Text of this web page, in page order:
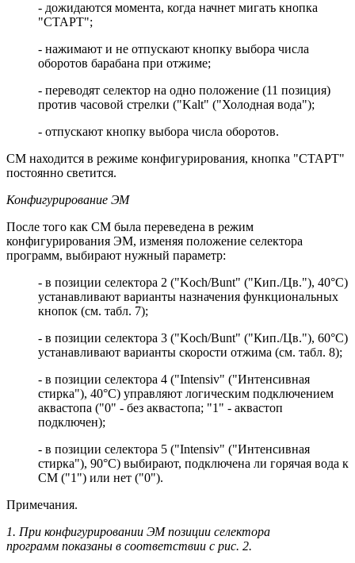
- дожидаются момента, когда начнет мигать кнопка
"СТАРТ";
- нажимают и не отпускают кнопку выбора числа
оборотов барабана при отжиме;
- переводят селектор на одно положение (11 позиция)
против часовой стрелки ("Kalt" ("Холодная вода");
- отпускают кнопку выбора числа оборотов.
СМ находится в режиме конфигурирования, кнопка "СТАРТ"
постоянно светится.
Конфигурирование ЭМ
После того как СМ была переведена в режим
конфигурирования ЭМ, изменяя положение селектора
программ, выбирают нужный параметр:
- в позиции селектора 2 ("Koch/Bunt" ("Кип./Цв."), 40°С)
устанавливают варианты назначения функциональных
кнопок (см. табл. 7);
- в позиции селектора 3 ("Koch/Bunt" ("Кип./Цв."), 60°С)
устанавливают варианты скорости отжима (см. табл. 8);
- в позиции селектора 4 ("Intensiv" ("Интенсивная
стирка"), 40°С) управляют логическим подключением
аквастопа ("0" - без аквастопа; "1" - аквастоп
подключен);
- в позиции селектора 5 ("Intensiv" ("Интенсивная
стирка"), 90°С) выбирают, подключена ли горячая вода к
СМ ("1") или нет ("0").
Примечания.
1. При конфигурировании ЭМ позиции селектора
программ показаны в соответствии с рис. 2.